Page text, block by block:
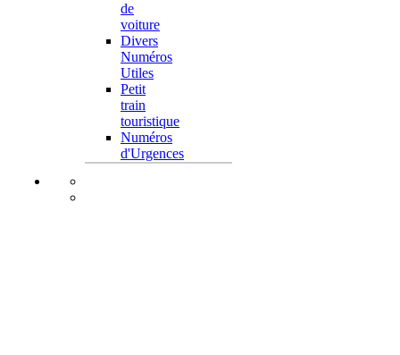
de
voiture
Divers
Numéros
Utiles
Petit
train
touristique
Numéros
d'Urgences